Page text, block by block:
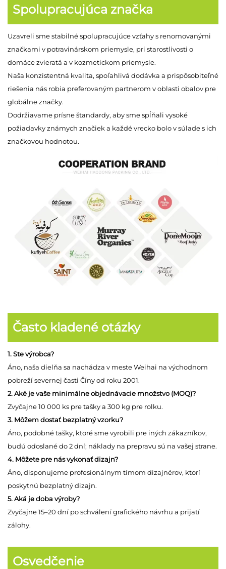
Spolupracujúca značka
Uzavreli sme stabilné spolupracujúce vzťahy s renomovanými
značkami v potravinárskom priemysle, pri starostlivosti o
domáce zvieratá a v kozmetickom priemysle.
Naša konzistentná kvalita, spoľahlivá dodávka a prispôsobiteľné
riešenia nás robia preferovaným partnerom v oblasti obalov pre
globálne značky.
Dodržiavame prísne štandardy, aby sme spĺňali vysoké
požiadavky známych značiek a každé vrecko bolo v súlade s ich
značkovou hodnotou.
Často kladené otázky
1. Ste výrobca?
Áno, naša dielňa sa nachádza v meste Weihai na východnom
pobreží severnej časti Číny od roku 2001.
2. Aké je vaše minimálne objednávacie množstvo (MOQ)?
Zvyčajne 10 000 ks pre tašky a 300 kg pre rolku.
3. Môžem dostať bezplatný vzorku?
Áno, podobné tašky, ktoré sme vyrobili pre iných zákazníkov,
budú odoslané do 2 dní; náklady na prepravu sú na vašej strane.
4. Môžete pre nás vykonať dizajn?
Áno, disponujeme profesionálnym tímom dizajnérov, ktorí
poskytnú bezplatný dizajn.
5. Aká je doba výroby?
Zvyčajne 15–20 dní po schválení grafického návrhu a prijatí
zálohy.
Osvedčenie